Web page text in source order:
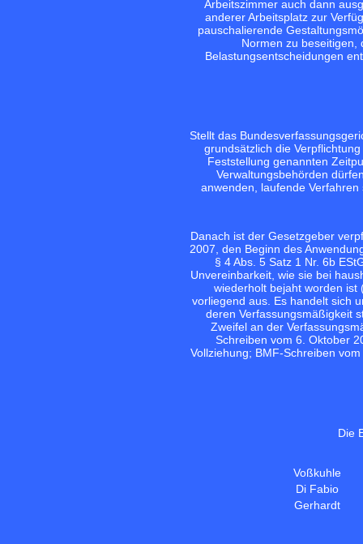
Arbeitszimmer auch dann
anderer Arbeitsplatz zur
pauschalierende
Normen zu beseitigen,
Belastungsentscheidungen
Stellt das
grundsätzlich die
Feststellung genannten
Verwaltungsbehörden
anwenden, laufende
Danach ist der Gesetzgeber
2007, den Beginn des
§ 4 Abs. 5 Satz 1 Nr. 6b
Unvereinbarkeit, wie sie bei
wiederholt bejaht worden ist
vorliegend aus. Es handelt sich
deren Verfassungsmäßigkeit
Zweifel an der
Schreiben vom 6. Oktober
Vollziehung; BMF-Schreiben
Die
Voßkuhle
Di Fabio
Gerhardt